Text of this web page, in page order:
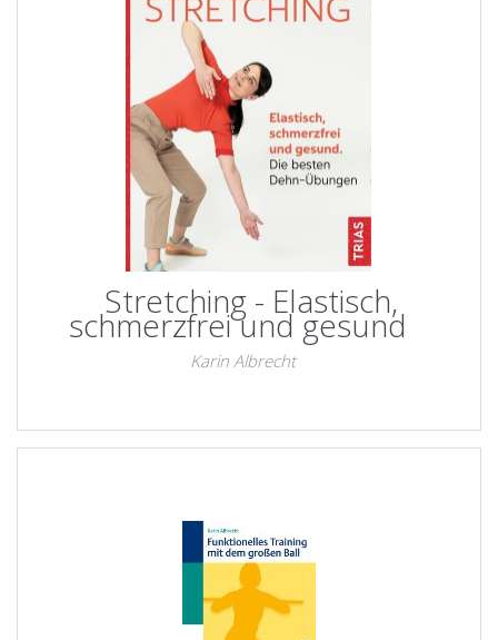
Stretching - Elastisch,
schmerzfrei und gesund
Karin Albrecht